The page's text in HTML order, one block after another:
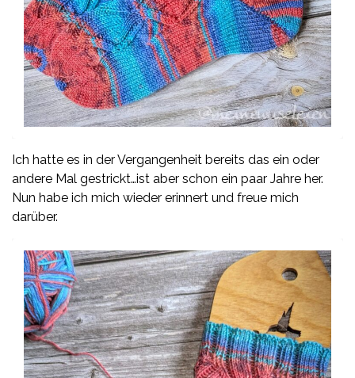
Ich hatte es in der Vergangenheit bereits das ein oder
andere Mal gestrickt…ist aber schon ein paar Jahre her.
Nun habe ich mich wieder erinnert und freue mich
darüber.